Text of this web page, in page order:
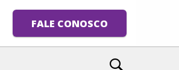
FALE CONOSCO